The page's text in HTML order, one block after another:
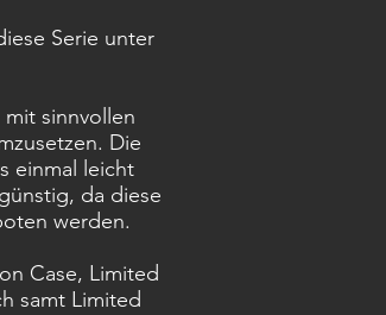
Serie unter
sinnvollen
Die
einmal leicht
da diese
werden.
Case, Limited
samt Limited